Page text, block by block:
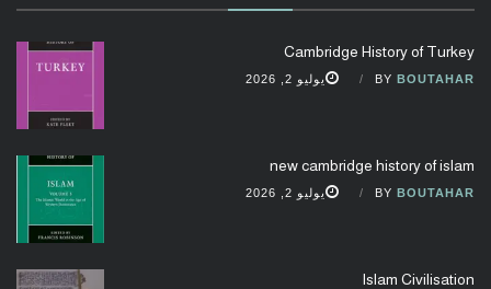
Cambridge History of Turkey
BY BOUTAHAR يوليو 2, 2026
new cambridge history of islam
BY BOUTAHAR يوليو 2, 2026
Islam Civilisation